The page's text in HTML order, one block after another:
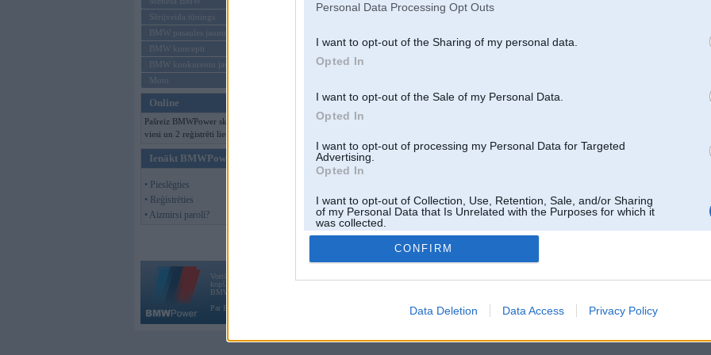
Personal Data Processing Opt Outs
I want to opt-out of the Sharing of my personal data.
Opted In
I want to opt-out of the Sale of my Personal Data.
Opted In
I want to opt-out of processing my Personal Data for Targeted
Advertising.
Opted In
I want to opt-out of Collection, Use, Retention, Sale, and/or Sharing
of my Personal Data that Is Unrelated with the Purposes for which it
was collected.
Opted Out
CONFIRM
Data Deletion Data Access Privacy Policy
Sērijveida tūnings
BMW pasaules jaunumi
BMW koncepti
BMW konkurentu jaunumi
Moto
Online
Pašreiz BMWPower skatās 289
viesi un 2 reģistrēti lietotāji.
Ienākt BMWPower
• Pieslēgties
• Reģistrēties
• Aizmirsi paroli?
Vortāls BMWPower.lv darbojas
kopš 2002. gada 14. maija. Tas nav auto klubs un nav saistīts ar
BMW AG.
Par BMWPower